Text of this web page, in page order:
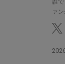
誰
ァ